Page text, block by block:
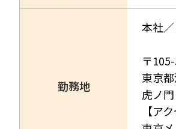
勤務地
本社
〒
東京
虎ノ
【ア